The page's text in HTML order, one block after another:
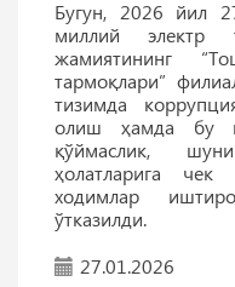
Бугун, 2026 йил
миллий электр
жамиятининг
тармоқлари”
тизимда
олиш ҳамда бу
қўймаслик,
ҳолатларига
ходимлар
ўтказилди.
27.01.2026